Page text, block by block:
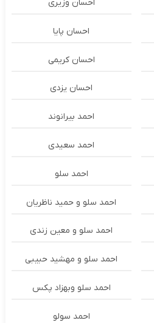
احسان وزیری
احسان پایا
احسان کریمی
احسان یزدی
احمد بیرانوند
احمد سعیدی
احمد سلو
احمد سلو و حمید ناظریان
احمد سلو و معین زندی
احمد سلو و مهشید حبیبی
احمد سلو وبهزاد پکس
احمد سولو